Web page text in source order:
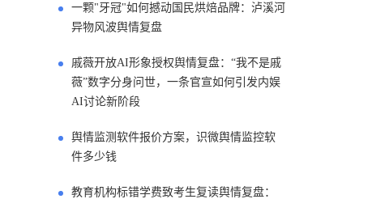
一颗"牙冠"如何撼动国民烘焙品牌：泸溪河
异物风波舆情复盘
戚薇开放AI形象授权舆情复盘：“我不是戚
薇”数字分身问世，一条官宣如何引发内娱
AI讨论新阶段
舆情监测软件报价方案，识微舆情监控软
件多少钱
教育机构标错学费致考生复读舆情复盘：